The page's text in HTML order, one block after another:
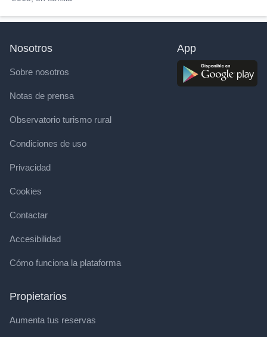
Nosotros
Sobre nosotros
Notas de prensa
Observatorio turismo rural
Condiciones de uso
Privacidad
Cookies
Contactar
Accesibilidad
Cómo funciona la plataforma
Propietarios
Aumenta tus reservas
App